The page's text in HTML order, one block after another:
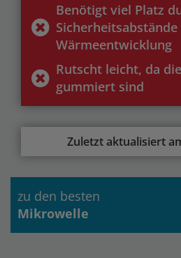
Benötigt viel Platz
Wärmeentwicklung
Rutscht leicht, da
gummiert sind
Zuletzt aktualisiert
zu den besten
Mikrowelle